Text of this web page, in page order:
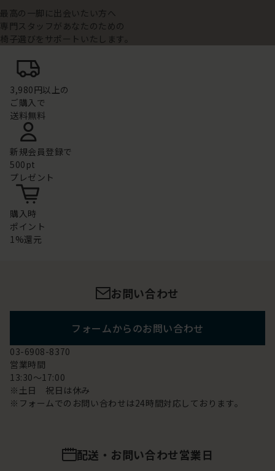
最高の一脚に出会いたい方へ
専門スタッフがあなたのための
椅子選びをサポートいたします。
3,980円以上の
ご購入で
送料無料
新規会員登録で
500pt
プレゼント
購入時
ポイント
1%還元
お問い合わせ
フォームからのお問い合わせ
03-6908-8370
営業時間
13:30～17:00
※土日 祝日は休み
※フォームでのお問い合わせは24時間対応しております。
配送・お問い合わせ営業日